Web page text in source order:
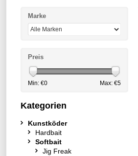
Marke
Preis
Min: €0 Max: €5
Kategorien
Kunstköder
Hardbait
Softbait
Jig Freak